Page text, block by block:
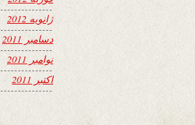
ژانویه 2012
دسامبر 2011
نوامبر 2011
اکتبر 2011